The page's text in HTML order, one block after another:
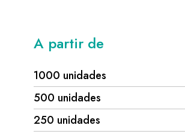
A partir de
1000 unidades
500 unidades
250 unidades